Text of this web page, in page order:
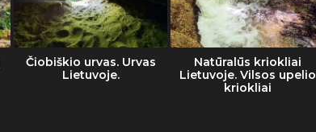
Čiobiškio urvas. Urvas
Lietuvoje.
Natūralūs kriokliai
Lietuvoje. Vilsos upelio
kriokliai